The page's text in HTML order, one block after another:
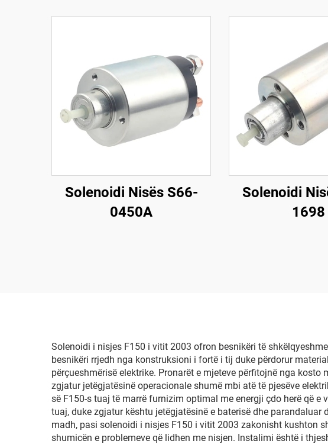
Solenoidi Nisës S66-
0450A
Solenoidi
1698
Solenoidi i nisjes F150 i vitit 2003 ofron besnikëri të
besnikëri rrjedh nga konstruksioni i fortë i tij duke përdorur
përçueshmërisë elektrike. Pronarët e mjeteve përfitojnë nga
zgjatur jetëgjatësinë operacionale shumë mbi atë të pjesëve
së F150-s tuaj të marrë furnizim optimal me energji çdo herë që
tuaj, duke zgjatur kështu jetëgjatësinë e baterisë dhe
madh, pasi solenoidi i nisjes F150 i vitit 2003 zakonisht kushton
shumicën e problemeve që lidhen me nisjen. Instalimi është i